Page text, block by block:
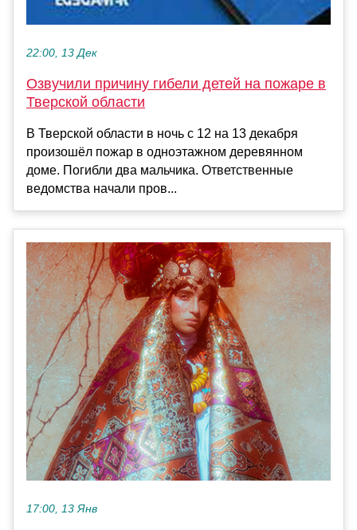
22:00, 13 Дек
Озвучили причину гибели детей на пожаре в
Тверской области
В Тверской области в ночь с 12 на 13 декабря
произошёл пожар в одноэтажном деревянном
доме. Погибли два мальчика. Ответственные
ведомства начали пров...
17:00, 13 Янв